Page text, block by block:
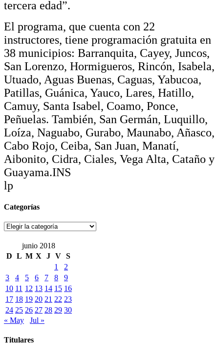
tercera edad”.
El programa, que cuenta con 22
instructores, tiene programación gratuita en
38 municipios: Barranquita, Cayey, Juncos,
San Lorenzo, Hormigueros, Rincón, Isabela,
Utuado, Aguas Buenas, Caguas, Yabucoa,
Patillas, Guánica, Yauco, Lares, Hatillo,
Camuy, Santa Isabel, Coamo, Ponce,
Peñuelas. También, San Germán, Luquillo,
Loíza, Naguabo, Gurabo, Maunabo, Añasco,
Cabo Rojo, Ceiba, San Juan, Manatí,
Aibonito, Cidra, Ciales, Vega Alta, Cataño y
Guayama.INS
lp
Categorías
Categorías
junio 2018
D L M X J V S
1
2
3
4 5 6 7 8
9
10 11 12 13 14 15 16
17 18 19 20 21 22 23
24 25 26 27 28 29 30
« May
Jul »
Titulares